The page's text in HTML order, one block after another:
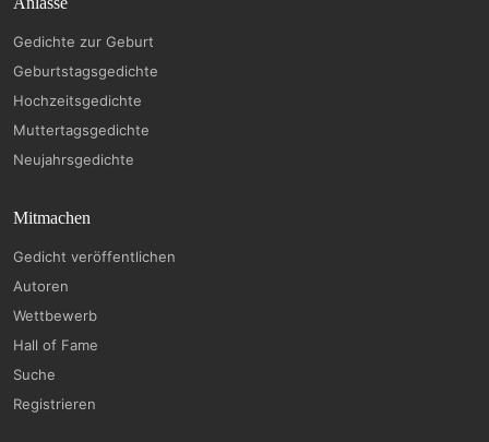
Gedichte zur Geburt
Geburtstagsgedichte
Hochzeitsgedichte
Muttertagsgedichte
Neujahrsgedichte
Mitmachen
Gedicht veröffentlichen
Autoren
Wettbewerb
Hall of Fame
Suche
Registrieren